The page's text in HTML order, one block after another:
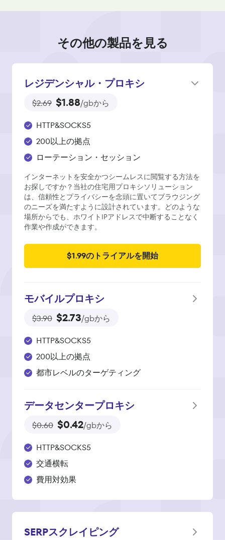
その他の製品を見る
レジデンシャル・プロキシ
$2.69 $1.88/gbから
HTTP&SOCKS5
200以上の拠点
ローテーション・セッション
インターネットを安全かつシームレスに閲覧する方法を
お探しですか？当社の住宅用プロキシソリューション
は、信頼性とプライバシーを念頭に置いてブラウジング
のニーズを満たすように設計されています。どのような
場所からでも、ホワイトIPアドレスで中断することなく
作業や作成ができます。
$1.99のトライアルを開始
モバイルプロキシ
$3.90 $2.73/gbから
HTTP&SOCKS5
200以上の拠点
都市レベルのターゲティング
データセンタープロキシ
$0.60 $0.42/gbから
HTTP&SOCKS5
交通横転
費用対効果
SERPスクレイピング